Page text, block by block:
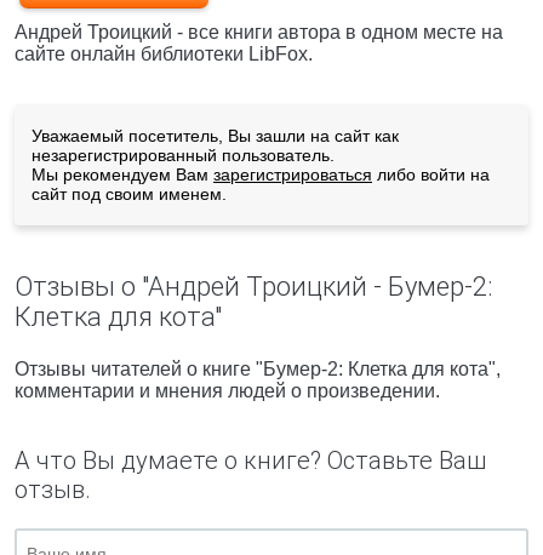
Андрей Троицкий - все книги автора в одном месте на
сайте онлайн библиотеки LibFox.
Уважаемый посетитель, Вы зашли на сайт как
незарегистрированный пользователь.
Мы рекомендуем Вам зарегистрироваться либо войти на
сайт под своим именем.
Отзывы о "Андрей Троицкий - Бумер-2:
Клетка для кота"
Отзывы читателей о книге "Бумер-2: Клетка для кота",
комментарии и мнения людей о произведении.
А что Вы думаете о книге? Оставьте Ваш
отзыв.